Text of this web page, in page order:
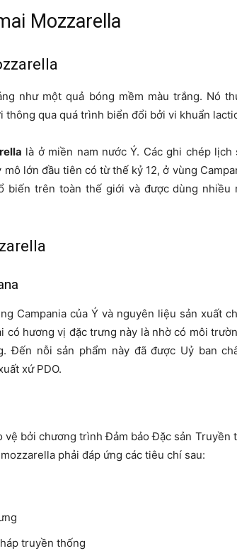
Mozzarella
như một quả bóng mềm màu trắng. Nó
qua quá trình biển đổi bởi vi khuẩn
là ở miền nam nước Ý. Các ghi chép
lớn đầu tiên có từ thế kỷ 12, ở vùng
biến trên toàn thế giới và được dùng nhiều
Campania của Ý và nguyên liệu sản xuất
có hương vị đặc trưng này là nhờ có môi
Đến nỗi sản phẩm này đã được Uỷ ban
xứ PDO.
vệ bởi chương trình Đảm bảo Đặc sản Truyền
phải đáp ứng các tiêu chí sau:
truyền thống